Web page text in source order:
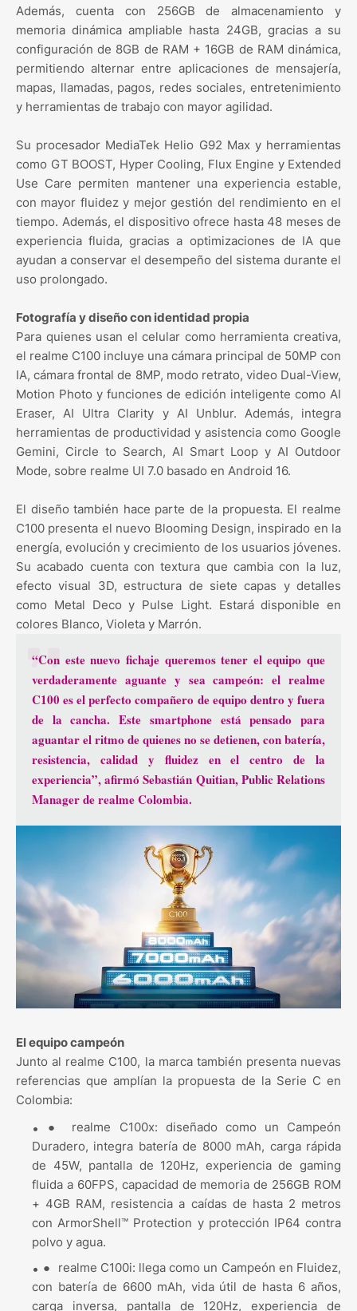
Además, cuenta con 256GB de almacenamiento y
memoria dinámica ampliable hasta 24GB, gracias a su
configuración de 8GB de RAM + 16GB de RAM dinámica,
permitiendo alternar entre aplicaciones de mensajería,
mapas, llamadas, pagos, redes sociales, entretenimiento
y herramientas de trabajo con mayor agilidad.
Su procesador MediaTek Helio G92 Max y herramientas
como GT BOOST, Hyper Cooling, Flux Engine y Extended
Use Care permiten mantener una experiencia estable,
con mayor fluidez y mejor gestión del rendimiento en el
tiempo. Además, el dispositivo ofrece hasta 48 meses de
experiencia fluida, gracias a optimizaciones de IA que
ayudan a conservar el desempeño del sistema durante el
uso prolongado.
Fotografía y diseño con identidad propia
Para quienes usan el celular como herramienta creativa,
el realme C100 incluye una cámara principal de 50MP con
IA, cámara frontal de 8MP, modo retrato, video Dual-View,
Motion Photo y funciones de edición inteligente como AI
Eraser, AI Ultra Clarity y AI Unblur. Además, integra
herramientas de productividad y asistencia como Google
Gemini, Circle to Search, AI Smart Loop y AI Outdoor
Mode, sobre realme UI 7.0 basado en Android 16.
El diseño también hace parte de la propuesta. El realme
C100 presenta el nuevo Blooming Design, inspirado en la
energía, evolución y crecimiento de los usuarios jóvenes.
Su acabado cuenta con textura que cambia con la luz,
efecto visual 3D, estructura de siete capas y detalles
como Metal Deco y Pulse Light. Estará disponible en
colores Blanco, Violeta y Marrón.
“Con este nuevo fichaje queremos tener el equipo que
verdaderamente aguante y sea campeón: el realme
C100 es el perfecto compañero de equipo dentro y fuera
de la cancha. Este smartphone está pensado para
aguantar el ritmo de quienes no se detienen, con batería,
resistencia, calidad y fluidez en el centro de la
experiencia”, afirmó Sebastián Quitian, Public Relations
Manager de realme Colombia.
El equipo campeón
Junto al realme C100, la marca también presenta nuevas
referencias que amplían la propuesta de la Serie C en
Colombia:
●
realme C100x: diseñado como un Campeón
Duradero, integra batería de 8000 mAh, carga rápida
de 45W, pantalla de 120Hz, experiencia de gaming
fluida a 60FPS, capacidad de memoria de 256GB ROM
+ 4GB RAM, resistencia a caídas de hasta 2 metros
con ArmorShell™ Protection y protección IP64 contra
polvo y agua.
●
realme C100i: llega como un Campeón en Fluidez,
con batería de 6600 mAh, vida útil de hasta 6 años,
carga inversa, pantalla de 120Hz, experiencia de